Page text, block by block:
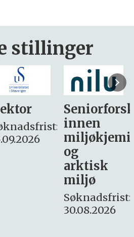
stillinger
søker
– fast
Søknadsfrist:
16. august.